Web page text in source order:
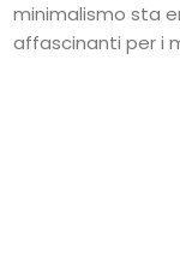
minimalismo sta
affascinanti per i